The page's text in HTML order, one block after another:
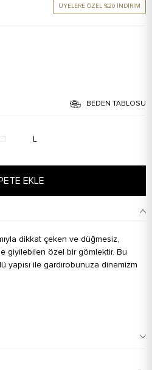
ÜYELERE ÖZEL %20 İNDİRİM
BEDEN TABLOSU
L
EKLE
dikkat çeken ve düğmesiz,
giyilebilen özel bir gömlektir. Bu
ile gardırobunuza dinamizm